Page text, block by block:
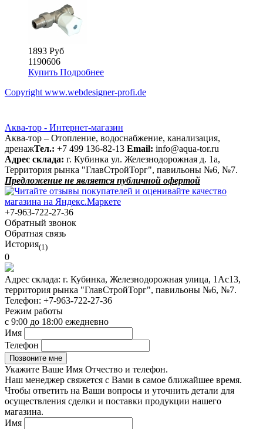
1893 Руб
1190606
Купить Подробнее
Copyright www.webdesigner-profi.de
Аква-тор - Интернет-магазин
Аква-тор – Отопление, водоснабжение, канализация,
дренажТел.: +7 499 136-82-13 Email: info@aqua-tor.ru
Адрес склада: г. Кубинка ул. Железнодорожная д. 1а,
Территория рынка "ГлавСтройТорг", павильоны №6, №7.
Предложение не является публичной офертой
+7-963-722-27-36
Обратный звонок
Обратная связь
История(1)
0
Адрес склада: г. Кубинка, Железнодорожная улица, 1Ас13,
территория рынка "ГлавСтройТорг", павильоны №6, №7.
Телефон: +7-963-722-27-36
Режим работы
с 9:00 до 18:00 ежедневно
Имя
Телефон
Укажите Ваше Имя Отчество и телефон.
Наш менеджер свяжется с Вами в самое ближайшее время.
Чтобы ответить на Ваши вопросы и уточнить детали для
осуществления сделки и поставки продукции нашего
магазина.
Имя